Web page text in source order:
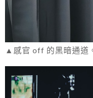
▲感官 off 的黑暗通道